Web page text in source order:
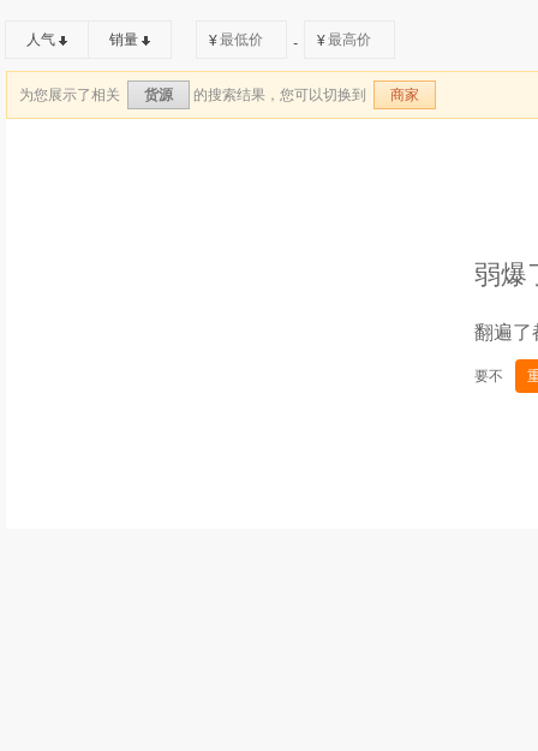
人气 销量 ¥ - ¥
为您展示了相关 货源 的搜索结果，您可以切换到 商家
弱爆
翻遍了
要不